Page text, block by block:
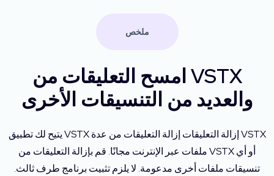
ملخص
امسح التعليقات من VSTX
والعديد من التنسيقات الأخرى
يتيح لك تطبيق VSTX إزالة التعليقات إزالة التعليقات من عدة VSTX
ملفات عبر الإنترنت مجانًا. قم بإزالة التعليقات من VSTX أو أي
تنسيقات ملفات أخرى مدعومة. لا يلزم تثبيت برنامج طرف ثالث.